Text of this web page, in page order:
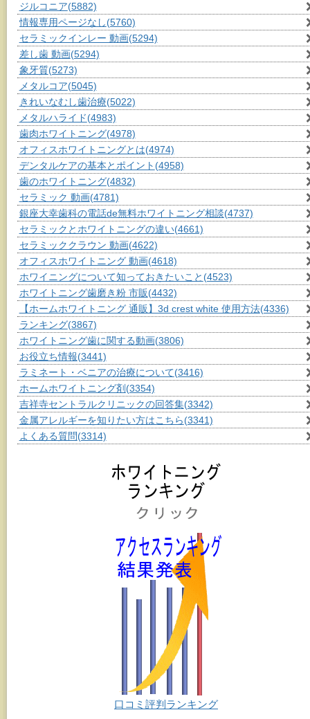
ジルコニア(5882)
情報専用ページなし(5760)
セラミックインレー 動画(5294)
差し歯 動画(5294)
象牙質(5273)
メタルコア(5045)
きれいなむし歯治療(5022)
メタルハライド(4983)
歯肉ホワイトニング(4978)
オフィスホワイトニングとは(4974)
デンタルケアの基本とポイント (4958)
歯のホワイトニング(4832)
セラミック 動画(4781)
銀座大幸歯科の電話de無料ホワイトニング相談(4737)
セラミックとホワイトニングの違い(4661)
セラミッククラウン 動画(4622)
オフィスホワイトニング 動画(4618)
ホワイニングについて知っておきたいこと (4523)
ホワイトニング歯磨き粉 市販(4432)
【ホームホワイトニング 通販】3d crest white 使用方法(4336)
ランキング(3867)
ホワイトニング歯に関する動画(3806)
お役立ち情報(3441)
ラミネート・ベニアの治療について(3416)
ホームホワイトニング剤 (3354)
吉祥寺セントラルクリニックの回答集(3342)
金属アレルギーを知りたい方はこちら(3341)
よくある質問(3314)
口コミ評判ランキング